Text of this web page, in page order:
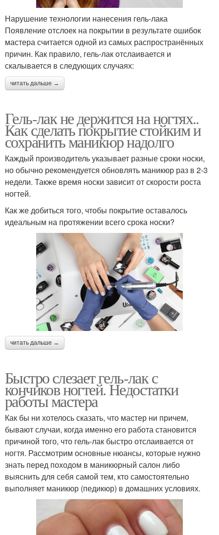
Нарушение технологии нанесения гель-лака
Появление отслоек на покрытии в результате ошибок
мастера считается одной из самых распространённых
причин. Как правило, гель-лак отслаивается и
скалывается в следующих случаях:
читать дальше →
Гель-лак не держится на ногтях..
Как сделать покрытие стойким и
сохранить маникюр надолго
Каждый производитель указывает разные сроки носки,
но обычно рекомендуется обновлять маникюр раз в 2-3
недели. Также время носки зависит от скорости роста
ногтей.
Как же добиться того, чтобы покрытие оставалось
идеальным на протяжении всего срока носки?
читать дальше →
Быстро слезает гель-лак с
кончиков ногтей. Недостатки
работы мастера
Как бы ни хотелось сказать, что мастер ни причем,
бывают случаи, когда именно его работа становится
причиной того, что гель-лак быстро отслаивается от
ногтя. Рассмотрим основные нюансы, которые нужно
знать перед походом в маникюрный салон либо
выяснить для себя самой тем, кто самостоятельно
выполняет маникюр (педикюр) в домашних условиях.